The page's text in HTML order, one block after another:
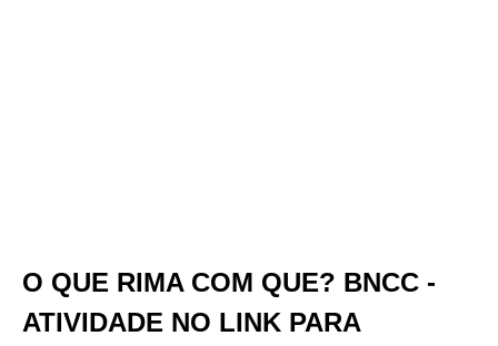
O QUE RIMA COM QUE? BNCC -
ATIVIDADE NO LINK PARA